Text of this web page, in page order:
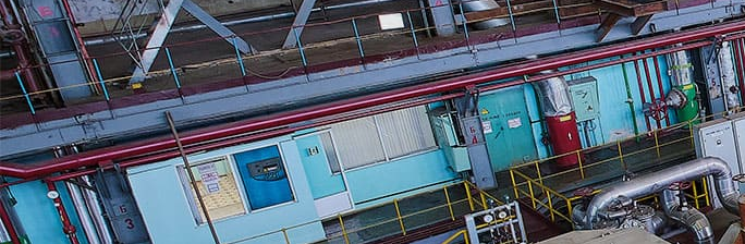
RSS
24 декабря 2018
На Ново-Рязанской ТЭЦ в День энергетика наградили лучших
Подробнее
0